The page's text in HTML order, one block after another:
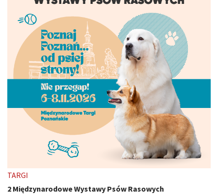
TARGI
2 Międzynarodowe Wystawy Psów Rasowych